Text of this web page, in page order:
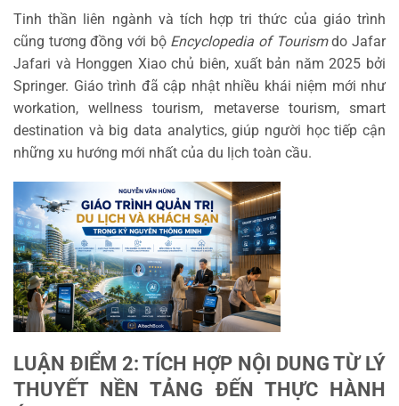
Tinh thần liên ngành và tích hợp tri thức của giáo trình
cũng tương đồng với bộ Encyclopedia of Tourismdo Jafar
Jafari và Honggen Xiao chủ biên, xuất bản năm 2025 bởi
Springer. Giáo trình đã cập nhật nhiều khái niệm mới như
workation, wellness tourism, metaverse tourism, smart
destination và big data analytics, giúp người học tiếp cận
những xu hướng mới nhất của du lịch toàn cầu.
LUẬN ĐIỂM 2: TÍCH HỢP NỘI DUNG TỪ LÝ
THUYẾT NỀN TẢNG ĐẾN THỰC HÀNH